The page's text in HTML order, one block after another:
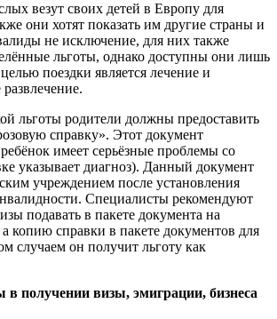
везут своих детей в Европу для
они хотят показать им другие страны и
не исключение, для них также
льготы, однако доступны они лишь
поездки является лечение и
льготы родители должны предоставить
справку». Этот документ
имеет серьёзные проблемы со
указывает диагноз). Данный документ
учреждением после установления
Специалисты рекомендуют
подавать в пакете документа на
копию справки в пакете документов для
случаем он получит льготу как
в получении визы, эмиграции, бизнеса